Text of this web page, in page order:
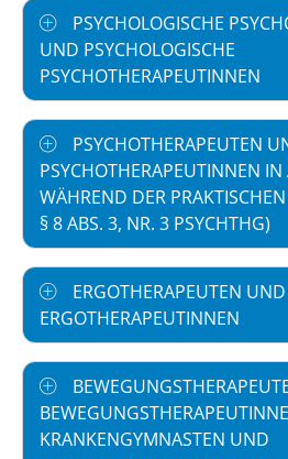
PSYCHOLOGISCHE
UND PSYCHOLOGISCHE
PSYCHOTHERAPEUTINNEN
PSYCHOTHERAPEUTEN
PSYCHOTHERAPEUTINNEN
WÄHREND DER PRAKTISCHEN
8 ABS. 3, NR. 3 PSYCHTHG)
ERGOTHERAPEUTEN UND
ERGOTHERAPEUTINNEN
KRANKENGYMNASTEN UND